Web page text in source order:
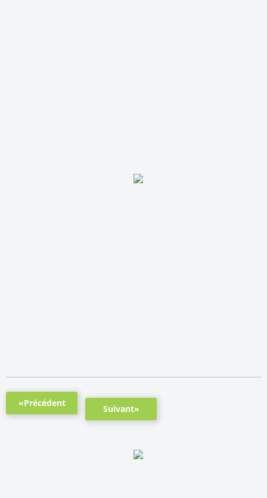
«Précédent
Suivant»